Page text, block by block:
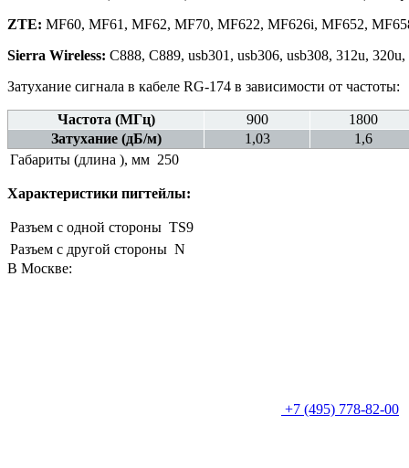
ZTE: MF60, MF61, MF62, MF70, MF622, MF626i, MF652,
Sierra Wireless: C888, C889, usb301, usb306, usb308, 312u, 320u,
Затухание сигнала в кабеле RG-174 в зависимости от частоты:
Частота (МГц) 900 1800
Затухание (дБ/м)
1,03 1,6
Габариты (длина ), мм 250
Характеристики пигтейлы:
Разъем с одной стороны TS9
Разъем с другой стороны N
В Москве:
+7 (495) 778-82-00